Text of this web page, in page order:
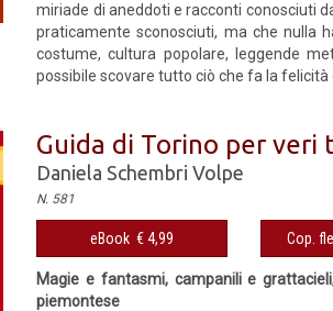
miriade di aneddoti e racconti conosciuti
praticamente sconosciuti, ma che nulla
costume, cultura popolare, leggende
possibile scovare tutto ciò che fa la felicità
Guida di Torino per veri
Daniela Schembri Volpe
N. 581
eBook € 4,99 Cop.
Magie e fantasmi, campanili e
piemontese